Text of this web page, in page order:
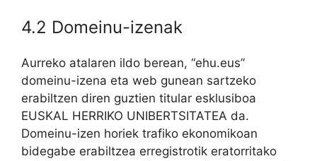
4.2 Domeinu-izenak
Aurreko atalaren ildo berean, “ehu.eus”
domeinu-izena eta web gunean sartzeko
erabiltzen diren guztien titular esklusiboa
EUSKAL HERRIKO UNIBERTSITATEA da.
Domeinu-izen horiek trafiko ekonomikoan
bidegabe erabiltzea erregistrotik eratorritako